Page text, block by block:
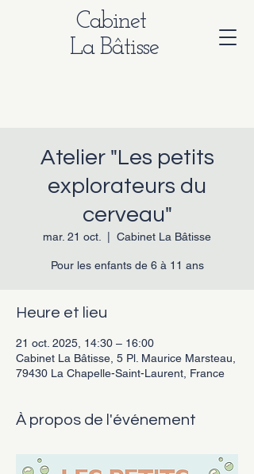
Cabinet
La Bâtisse
Atelier "Les petits
explorateurs du
cerveau"
mar. 21 oct. Cabinet La Bâtisse
Pour les enfants de 6 à 11 ans
Heure et lieu
21 oct. 2025, 14:30 – 16:00
Cabinet La Bâtisse, 5 Pl. Maurice Marsteau,
79430 La Chapelle-Saint-Laurent, France
À propos de l'événement